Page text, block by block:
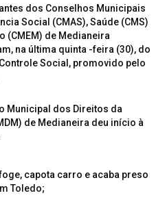
dos Conselhos Municipais
Social (CMAS), Saúde (CMS)
(CMEM) de Medianeira
na última quinta -feira (30), do
Social, promovido pelo
Municipal dos Direitos da
de Medianeira deu início à
capota carro e acaba preso
Toledo;